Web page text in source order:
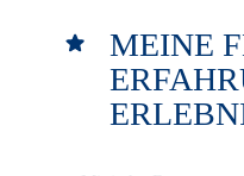
MEINE